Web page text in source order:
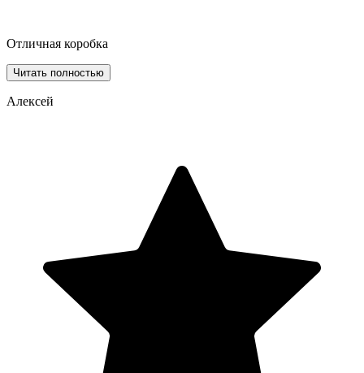
Отличная коробка
Читать полностью
Алексей